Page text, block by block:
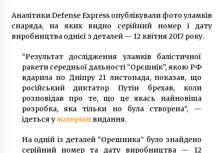
2 роки ago
Методы диагностики онкологии
Поліцейські затримали іноземця, який вбив
киянина на Майдані Незалежності
6 років ago
жінку, видуривши у неї 100 тисяч гривень.
7 років ago
Аналітики Defense Express опублікували фото уламків
снаряда, на яких видно серійний номер і дату
виробництва однієї з деталей — 12 квітня 2017 року.
“Результат дослідження уламків балістичної
ракети середньої дальності “Орєшнік”, якою РФ
вдарила по Дніпру 21 листопада, показав, що
російський диктатор Путін брехав, коли
розповідав про те, що це якась найновіша
розробка, яка тільки но була створена”, —
ідеться уматеріалівидання.
На одній із деталей “Орешника” було знайдено
серійний номер та дату виробництва — 12